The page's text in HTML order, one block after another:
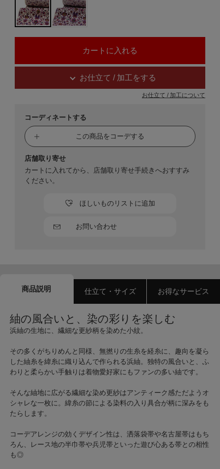
お仕立て / 加工をする
お仕立て / 加工について
コーディネートする
この商品をコーデする
お問い合わせ
ほしいものリストに追加
店舗取り寄せ
カートに入れてから、店舗取り寄せ手続きへおすすみ
ください。
商品説明 仕立て・サイズ お得なサービス
紬の風合いと、染の彩りを楽しむ
浜紬の生地に、繊細な更紗柄を染めた小紋。
その多くがちりめんと同様、無撚りの生糸を経糸に、趣向を凝ら
した紬糸を緯糸に織り込んで作られる浜紬。独特の風合いと、ふ
わりと柔らかい手触りは着物愛好家にもファンの多い紬です。
そんな紬地に広がる繊細な染め更紗はアンティーク感ただようオ
シャレな一枚に。緯糸の節による染料の入り具合が柄に深みをも
たらします。
コーデアレンジの効くデザイン性は、洒落袋帯や名古屋帯はもち
ろん、レース地の半巾帯や兵児帯といった遊び心ある帯との相性
も◎